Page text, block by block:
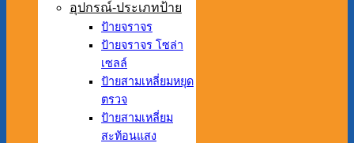
อุปกรณ์-ประเภทป้าย
ป้ายจราจร
ป้ายจราจร โซล่า
เซลล์
ป้ายสามเหลี่ยมหยุด
ตรวจ
ป้ายสามเหลี่ยม
สะท้อนแสง